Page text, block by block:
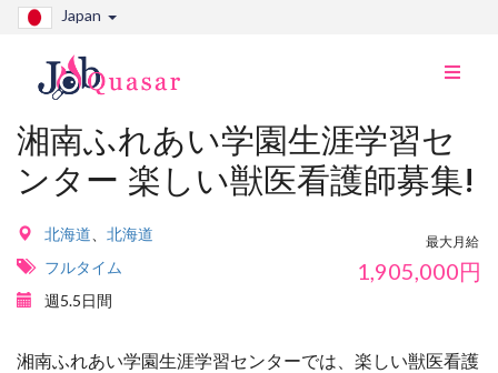
Japan
ナ
り
替
え
湘南ふれあい学園生涯学習セ
ンター 楽しい獣医看護師募集!
北海道
北海道
フルタイム
週5.5日間
最大月給
1,905,000円
湘南ふれあい学園生涯学習センターでは、楽しい獣医看護